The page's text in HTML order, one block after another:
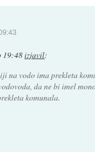
19:48izjavil:
na vodo ima prekleta
da ne bi imel
komunala.